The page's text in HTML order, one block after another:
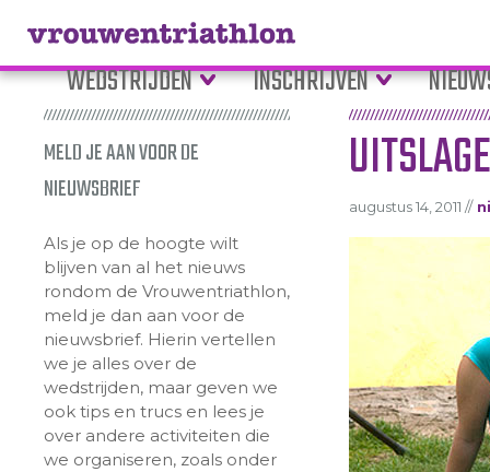
WEDSTRIJDEN INSCHRIJVEN
MELD JE AAN VOOR DE
NIEUWSBRIEF
Als je op de hoogte wilt
blijven van al het nieuws
rondom de Vrouwentriathlon,
meld je dan aan voor de
nieuwsbrief. Hierin vertellen
we je alles over de
wedstrijden, maar geven we
ook tips en trucs en lees je
over andere activiteiten die
we organiseren, zoals onder
augustus 14, 2011 //